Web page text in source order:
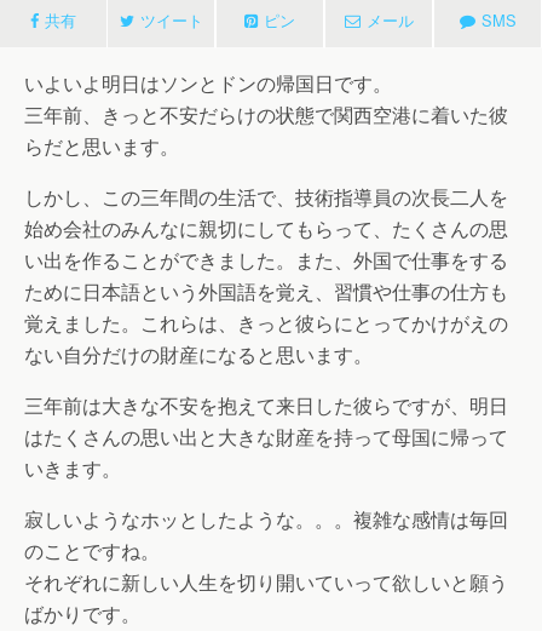
共有 ツイート ピン メール SMS
いよいよ明日はソンとドンの帰国日です。
三年前、きっと不安だらけの状態で関西空港に着いた彼
らだと思います。
しかし、この三年間の生活で、技術指導員の次長二人を
始め会社のみんなに親切にしてもらって、たくさんの思
い出を作ることができました。また、外国で仕事をする
ために日本語という外国語を覚え、習慣や仕事の仕方も
覚えました。これらは、きっと彼らにとってかけがえの
ない自分だけの財産になると思います。
三年前は大きな不安を抱えて来日した彼らですが、明日
はたくさんの思い出と大きな財産を持って母国に帰って
いきます。
寂しいようなホッとしたような。。。複雑な感情は毎回
のことですね。
それぞれに新しい人生を切り開いていって欲しいと願う
ばかりです。